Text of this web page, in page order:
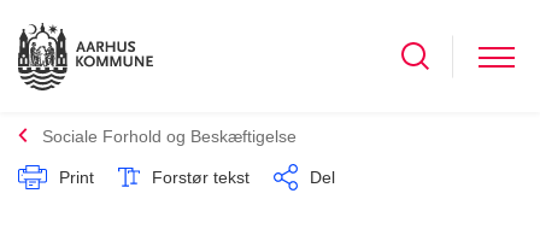
Sociale Forhold og Beskæftigelse
Print Forstør tekst Del